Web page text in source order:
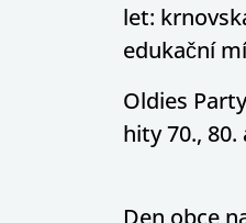
let:
edukační
Oldies
hity 70., 80.
Den obce